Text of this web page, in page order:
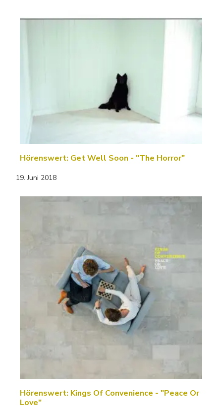
Hörenswert: Get Well Soon - "The Horror"
19. Juni 2018
Hörenswert: Kings Of Convenience - "Peace Or
Love"